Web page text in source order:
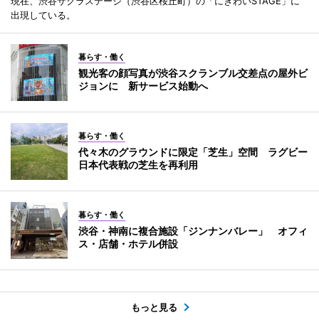
出現している。
暮らす・働く
観光客の顔写真が渋谷スクランブル交差点の屋外ビ
ジョンに 新サービス始動へ
暮らす・働く
代々木のグラウンドに限定「芝生」空間 ラグビー
日本代表戦の芝生を再利用
暮らす・働く
渋谷・神南に複合施設「ジンナンバレー」 オフィ
ス・店舗・ホテル併設
もっと見る